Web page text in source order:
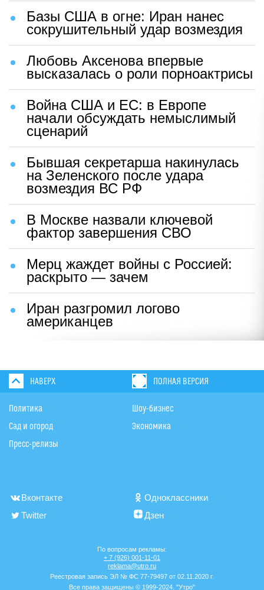
Базы США в огне: Иран нанес
сокрушительный удар возмездия
Любовь Аксенова впервые
высказалась о роли порноактрисы
Война США и ЕС: в Европе
начали обсуждать немыслимый
сценарий
Бывшая секретарша накинулась
на Зеленского после удара
возмездия ВС РФ
В Москве назвали ключевой
фактор завершения СВО
Мерц жаждет войны с Россией:
раскрыто — зачем
Иран разгромил логово
американцев
НАВЕРХ ПОЛНАЯ ВЕРСИЯ
Политика
Сад и огород
Пресс-релизы
Шоу-бизнес
Экономика
Вконтакте
Одноклассники
Twitter
Дзен
По вопросам рекламы:
+ 7 (926) 001-11-01
reklama@utro.ru
Реестровая запись ЭЛ № ФС 77-79497 от 02.11.2020 г.
Все права защищены © 1999-2024. "Утро"